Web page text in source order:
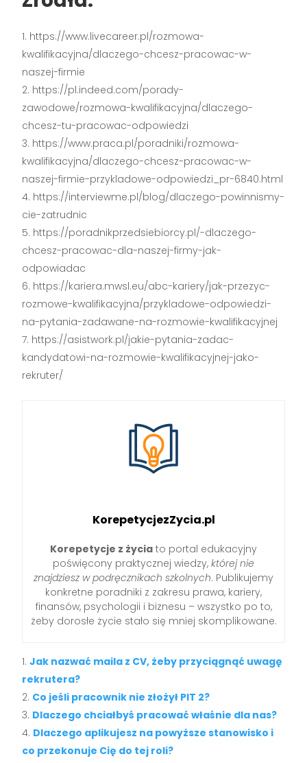
https://www.livecareer.pl/rozmowa-
kwalifikacyjna/dlaczego-chcesz-pracowac-w-
naszej-firmie
https://pl.indeed.com/porady-
zawodowe/rozmowa-kwalifikacyjna/dlaczego-
chcesz-tu-pracowac-odpowiedzi
https://www.praca.pl/poradniki/rozmowa-
kwalifikacyjna/dlaczego-chcesz-pracowac-w-
naszej-firmie-przykladowe-odpowiedzi_pr-6840.html
https://interviewme.pl/blog/dlaczego-powinnismy-
cie-zatrudnic
https://poradnikprzedsiebiorcy.pl/-dlaczego-
chcesz-pracowac-dla-naszej-firmy-jak-
odpowiadac
https://kariera.mwsl.eu/abc-kariery/jak-przezyc-
rozmowe-kwalifikacyjna/przykladowe-odpowiedzi-
na-pytania-zadawane-na-rozmowie-kwalifikacyjnej
https://asistwork.pl/jakie-pytania-zadac-
kandydatowi-na-rozmowie-kwalifikacyjnej-jako-
rekruter/
KorepetycjezZycia.pl
Korepetycje z życia to portal edukacyjny
poświęcony praktycznej wiedzy, której nie
znajdziesz w podręcznikach szkolnych. Publikujemy
konkretne poradniki z zakresu prawa, kariery,
finansów, psychologii i biznesu – wszystko po to,
żeby dorosłe życie stało się mniej skomplikowane.
Jak nazwać maila z CV, żeby przyciągnąć uwagę
rekrutera?
Co jeśli pracownik nie złożył PIT 2?
Dlaczego chciałbyś pracować właśnie dla nas?
Dlaczego aplikujesz na powyższe stanowisko i
co przekonuje Cię do tej roli?